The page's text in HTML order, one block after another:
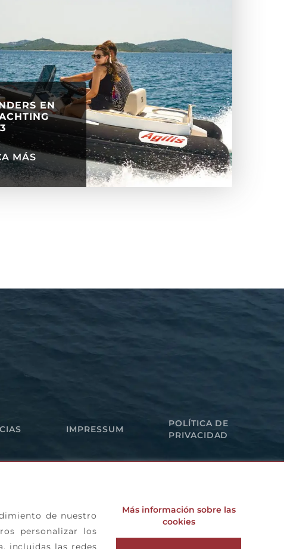
EN
MÁS
IMPRESSUM
POLÍTICA DE
PRIVACIDAD
de nuestro
personalizar los
incluidas las redes
Más información sobre las
cookies